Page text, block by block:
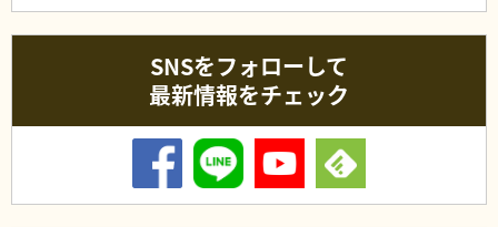
SNSをフォローして
最新情報をチェック